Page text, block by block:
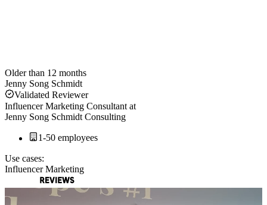
Older than 12 months
Jenny Song Schmidt
Validated Reviewer
Influencer Marketing Consultantat
Jenny Song Schmidt Consulting
1-50 employees
Use cases:
Influencer Marketing